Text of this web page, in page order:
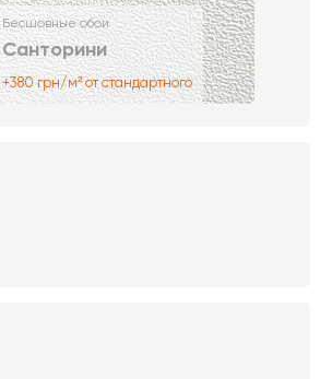
Бесшовные обои
Санторини
+380 грн/м² от стандартного